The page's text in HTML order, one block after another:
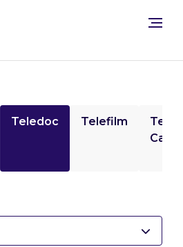
Teledoc Telefilm